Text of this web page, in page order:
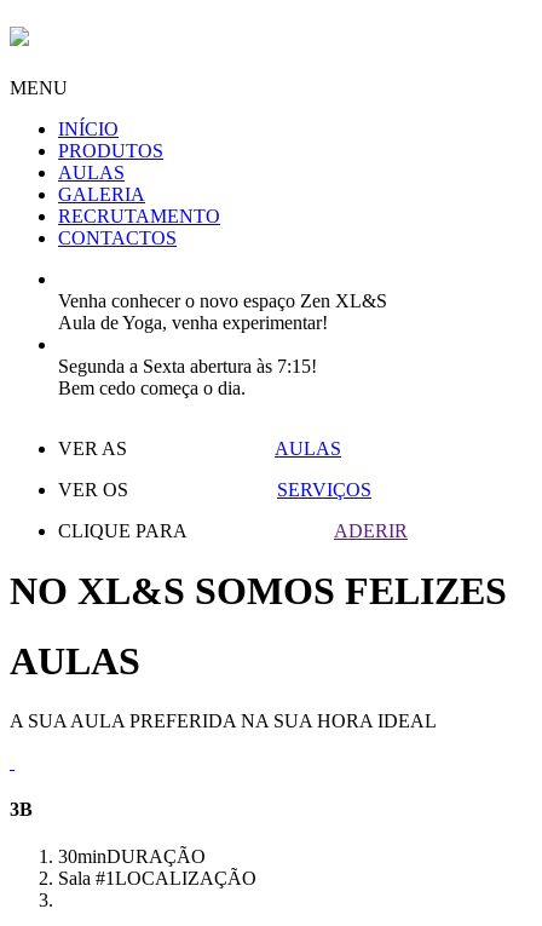
MENU
INÍCIO
PRODUTOS
AULAS
GALERIA
RECRUTAMENTO
CONTACTOS
Venha conhecer o novo espaço Zen XL&S
Aula de Yoga, venha experimentar!
Segunda a Sexta abertura às 7:15!
Bem cedo começa o dia.
VER AS
AULAS
VER OS
SERVIÇOS
CLIQUE PARA
ADERIR
NO XL&S SOMOS FELIZES
AULAS
A SUA AULA PREFERIDA NA SUA HORA IDEAL
3B
30minDURAÇÃO
Sala #1LOCALIZAÇÃO